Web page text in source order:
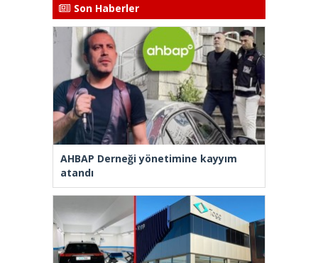
Son Haberler
AHBAP Derneği yönetimine kayyım
atandı